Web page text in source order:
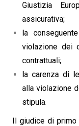
Giustizia
assicurativa;
la
violazione dei
contrattuali;
la carenza di
alla violazione
stipula.
Il giudice di primo